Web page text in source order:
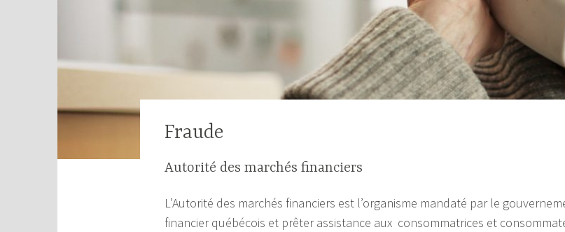
Fraude
Autorité des marchés financiers
L’Autorité des marchés financiers est l’organisme mandaté par le
financier québécois et prêter assistance aux consommatrices et